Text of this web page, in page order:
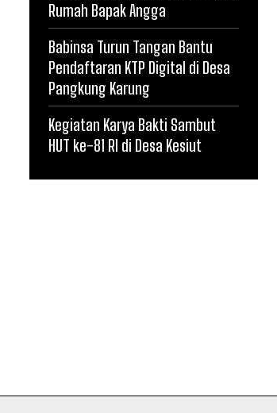
Rumah Bapak Angga
Babinsa Turun Tangan Bantu
Pendaftaran KTP Digital di Desa
Pangkung Karung
Kegiatan Karya Bakti Sambut
HUT ke-81 RI di Desa Kesiut